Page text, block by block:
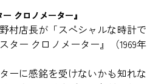
クロノメーター』
村店長が「スペシャルな時計で
ター クロノメーター』（1969年
ーに感銘を受けないかも知れな